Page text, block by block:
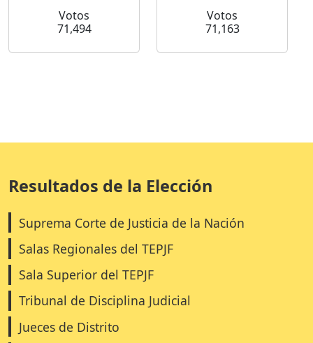
Votos
71,494
Votos
71,163
Resultados de la Elección
Suprema Corte de Justicia de la Nación
Salas Regionales del TEPJF
Sala Superior del TEPJF
Tribunal de Disciplina Judicial
Jueces de Distrito